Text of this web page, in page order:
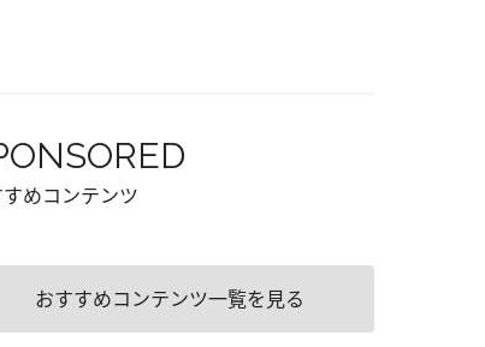
めコンテンツ
おすすめコンテンツ一覧を見る